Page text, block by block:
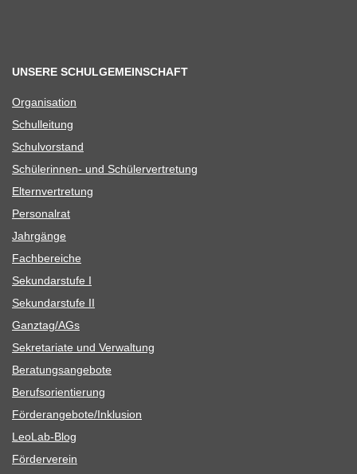
UNSERE SCHULGEMEINSCHAFT
Orga­ni­sa­tion
Schul­lei­tung
Schul­vor­stand
Schü­le­rin­nen- und Schülervertretung
Eltern­ver­tre­tung
Per­so­nal­rat
Jahr­gänge
Fach­be­rei­che
Sekun­dar­stufe I
Sekun­dar­stufe II
Ganztag/​​AGs
Sekre­ta­riate und Verwaltung
Bera­tungs­an­ge­bote
Berufs­ori­en­tie­rung
Förderangebote/​​Inklusion
Leo­Lab-Blog
För­der­ver­ein